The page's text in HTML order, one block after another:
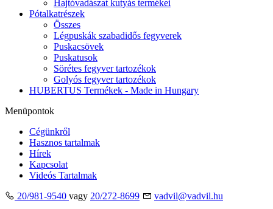
Hajtóvadászat kutyás termékei
Pótalkatrészek
Összes
Légpuskák szabadidős fegyverek
Puskacsövek
Puskatusok
Sörétes fegyver tartozékok
Golyós fegyver tartozékok
HUBERTUS Termékek - Made in Hungary
Menüpontok
Cégünkről
Hasznos tartalmak
Hírek
Kapcsolat
Videós Tartalmak
20/981-9540 vagy 20/272-8699 vadvil@vadvil.hu